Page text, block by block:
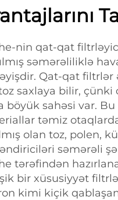
nin qat-qat
səmərəliliklə
Qat-qat filtrlər
saxlaya bilir, çünki
böyük sahəsi var.
təmiz
olan toz, polen,
səmərəli
tərəfindən
bir xüsusiyyət
kimi kiçik